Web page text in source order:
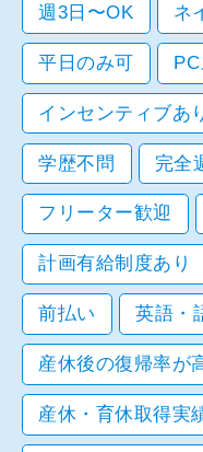
週3日〜OK ネ
平日のみ可
インセンティブあ
学歴不問 完全
フリーター歓迎
計画有給制度あり
前払い 英語・
産休後の復帰率が
産休・育休取得実